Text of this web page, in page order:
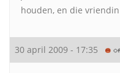
houden, en die
30 april 2009 - 17:35